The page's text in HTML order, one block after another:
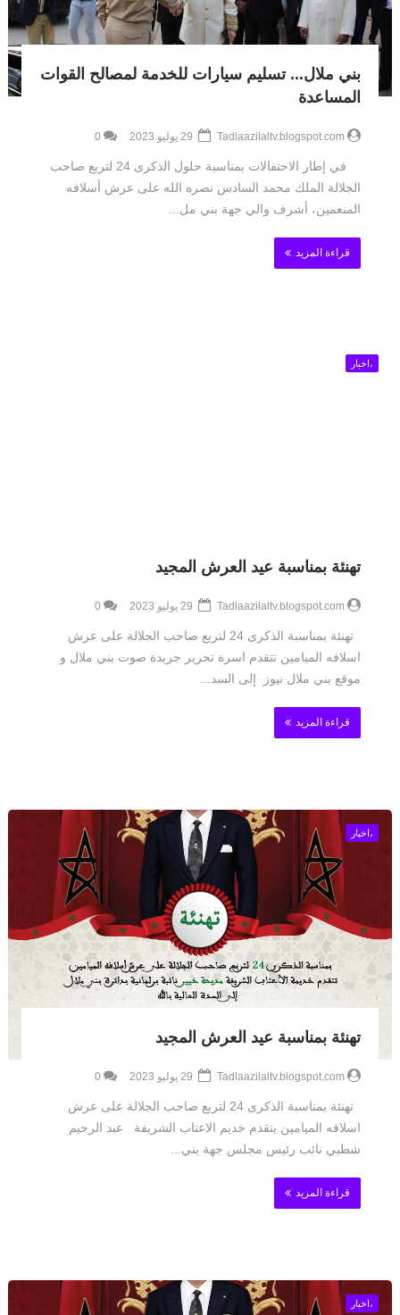
بني ملال... تسليم سيارات للخدمة لمصالح القوات
المساعدة
Tadlaazilaltv.blogspot.com
0
في إطار الاحتفالات بمناسبة حلول الذكرى 24 لتربع صاحب
الجلالة الملك محمد السادس نصره الله على عرش أسلافه
المنعمين، أشرف والي جهة بني مل...
قراءة المزيد
،اخبار
تهنئة بمناسبة عيد العرش المجيد
Tadlaazilaltv.blogspot.com
0
تهنئة بمناسبة الذكرى 24 لتربع صاحب الجلالة على عرش
اسلافه الميامين تتقدم اسرة تحرير جريدة صوت بني ملال و
موقع بني ملال نيوز إلى السد...
قراءة المزيد
،اخبار
تهنئة بمناسبة عيد العرش المجيد
Tadlaazilaltv.blogspot.com
0
تهنئة بمناسبة الذكرى 24 لتربع صاحب الجلالة على عرش
اسلافه الميامين يتقدم خديم الاعتاب الشريفة عبد الرحيم
شطبي نائب رئيس مجلس جهة بني...
قراءة المزيد
،اخبار